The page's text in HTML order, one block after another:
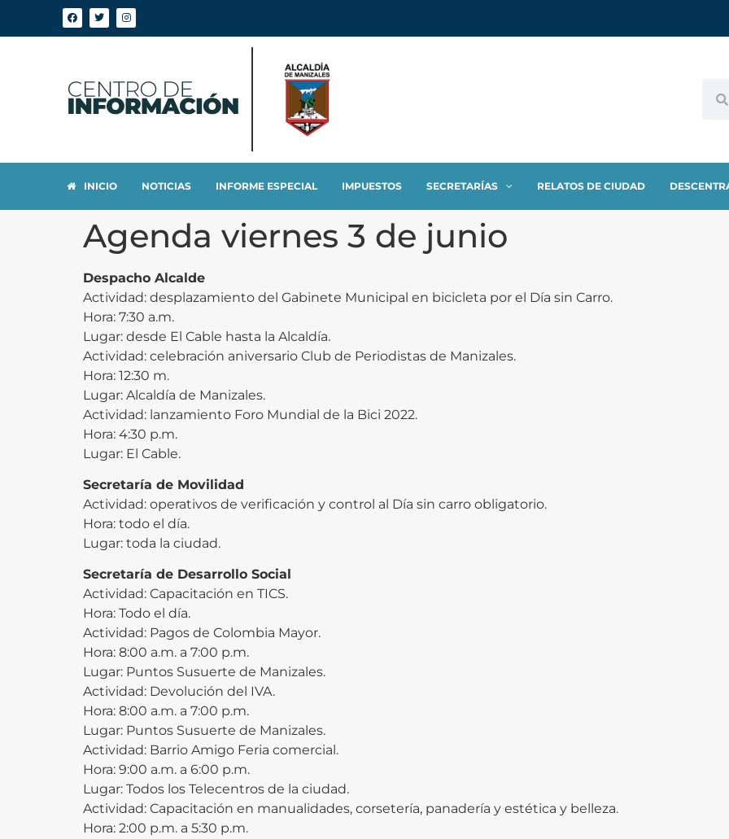
INICIO NOTICIAS INFORME ESPECIAL IMPUESTOS SECRETARÍAS RELATOS DE CIUDAD
Agenda viernes 3 de junio
Despacho Alcalde
Actividad: desplazamiento del Gabinete Municipal en bicicleta por el Día sin Carro.
Hora: 7:30 a.m.
Lugar: desde El Cable hasta la Alcaldía.
Actividad: celebración aniversario Club de Periodistas de Manizales.
Hora: 12:30 m.
Lugar: Alcaldía de Manizales.
Actividad: lanzamiento Foro Mundial de la Bici 2022.
Hora: 4:30 p.m.
Lugar: El Cable.
Secretaría de Movilidad
Actividad: operativos de verificación y control al Día sin carro obligatorio.
Hora: todo el día.
Lugar: toda la ciudad.
Secretaría de Desarrollo Social
Actividad: Capacitación en TICS.
Hora: Todo el día.
Actividad: Pagos de Colombia Mayor.
Hora: 8:00 a.m. a 7:00 p.m.
Lugar: Puntos Susuerte de Manizales.
Actividad: Devolución del IVA.
Hora: 8:00 a.m. a 7:00 p.m.
Lugar: Puntos Susuerte de Manizales.
Actividad: Barrio Amigo Feria comercial.
Hora: 9:00 a.m. a 6:00 p.m.
Lugar: Todos los Telecentros de la ciudad.
Actividad: Capacitación en manualidades, corsetería, panadería y estética y belleza.
Hora: 2:00 p.m. a 5:30 p.m.